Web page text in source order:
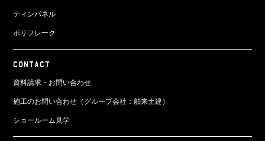
ティンパネル
ポリフレーク
CONTACT
資料請求・お問い合わせ
施工のお問い合わせ（グループ会社：舶来土建）
ショールーム見学